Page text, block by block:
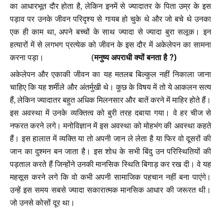
का आधारभूत दौर होता है, लेकिन इनमें से ज्यादातर के पिता उम्र के इस
पड़ाव पर उनके जीवन परिदृश्य से गायब हो चुके थे और जो बचे थे उनका
एक ही काम था, अपने बच्चों के साथ ज्यादा से ज्यादा बुरा सलूक। इन
हत्यारों में से लगभग प्रत्येक को जीवन के इस दौर में अकेलेपन का सामना
करना पड़ा। (मनुष्य अपराधी क्यों बनता है ?)
अकेलेपन और एकाकी जीवन का यह मतलब बिल्कुल नहीं निकाला जाना
चाहिए कि यह शर्मीले और अंतर्मुखी थे। कुछ के विषय में तो ये आकलन सत्य
हैं, लेकिन ज्यादातर बहुत अधिक मिलनसार और बातें करने में माहिर होते हैं।
इस अवस्था में उनके व्यक्तित्व को बुरी तरह दबाया गया। वे हर चीज से
नफरत करने लगे। मनोविज्ञान में इस अवस्था को मोहभंग की अवस्था कहते
हैं। इस हालात में व्यक्ति या तो अपनी जान ले लेता है या फिर वो दूसरों की
जान का दुश्मन बन जाता है। इस शोध के सभी बिंदु उन परिस्थितियों की
पड़ताल करते हैं जिन्होंने उनकी मानसिक स्थिति बिगाड़ कर रख दी। वे यह
महसूस करने लगे कि वो कभी अपनी सामाजिक पहचान नहीं बना पाएंगे।
उन्हें इस समय सबसे ज्यादा सकारात्मक मानसिक आधार की जरूरत थी।
जो उनसे कोसों दूर था।